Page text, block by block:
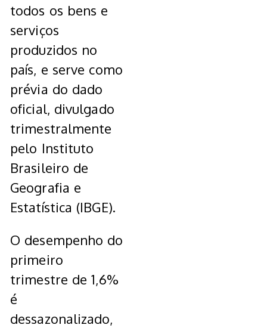
todos os bens e
serviços
produzidos no
país, e serve como
prévia do dado
oficial, divulgado
trimestralmente
pelo Instituto
Brasileiro de
Geografia e
Estatística (IBGE).
O desempenho do
primeiro
trimestre de 1,6%
é
dessazonalizado,